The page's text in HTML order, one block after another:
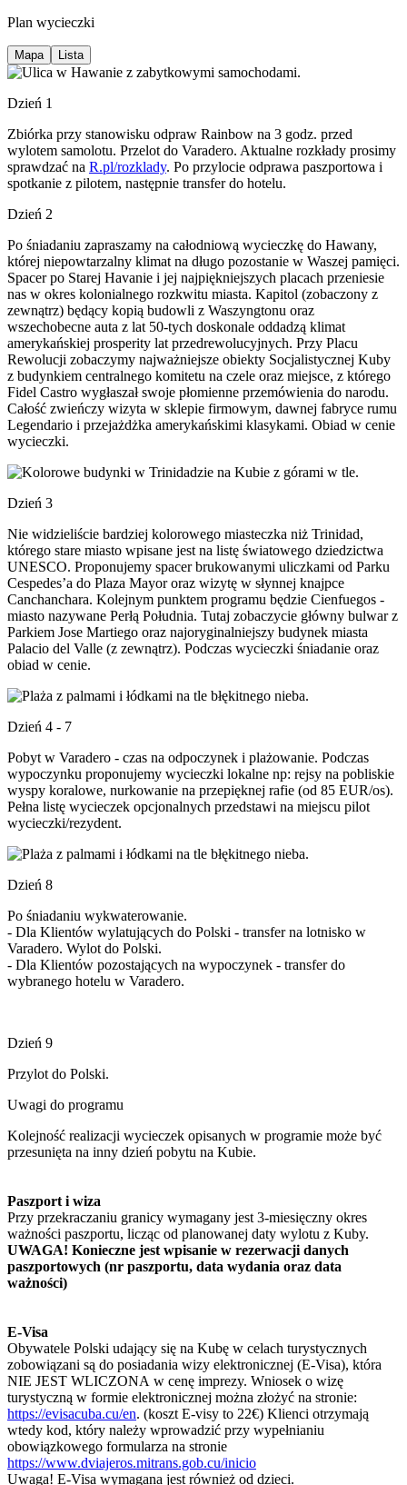
Plan wycieczki
Mapa Lista
Dzień 1
Zbiórka przy stanowisku odpraw Rainbow na 3 godz. przed
wylotem samolotu. Przelot do Varadero. Aktualne rozkłady prosimy
sprawdzać na R.pl/rozklady. Po przylocie odprawa paszportowa i
spotkanie z pilotem, następnie transfer do hotelu.
Dzień 2
Po śniadaniu zapraszamy na całodniową wycieczkę do Hawany,
której niepowtarzalny klimat na długo pozostanie w Waszej pamięci.
Spacer po Starej Havanie i jej najpiękniejszych placach przeniesie
nas w okres kolonialnego rozkwitu miasta. Kapitol (zobaczony z
zewnątrz) będący kopią budowli z Waszyngtonu oraz
wszechobecne auta z lat 50-tych doskonale oddadzą klimat
amerykańskiej prosperity lat przedrewolucyjnych. Przy Placu
Rewolucji zobaczymy najważniejsze obiekty Socjalistycznej Kuby
z budynkiem centralnego komitetu na czele oraz miejsce, z którego
Fidel Castro wygłaszał swoje płomienne przemówienia do narodu.
Całość zwieńczy wizyta w sklepie firmowym, dawnej fabryce rumu
Legendario i przejażdżka amerykańskimi klasykami. Obiad w cenie
wycieczki.
Dzień 3
Nie widzieliście bardziej kolorowego miasteczka niż Trinidad,
którego stare miasto wpisane jest na listę światowego dziedzictwa
UNESCO. Proponujemy spacer brukowanymi uliczkami od Parku
Cespedes’a do Plaza Mayor oraz wizytę w słynnej knajpce
Canchanchara. Kolejnym punktem programu będzie Cienfuegos -
miasto nazywane Perłą Południa. Tutaj zobaczycie główny bulwar z
Parkiem Jose Martiego oraz najoryginalniejszy budynek miasta
Palacio del Valle (z zewnątrz). Podczas wycieczki śniadanie oraz
obiad w cenie.
Dzień 4 - 7
Pobyt w Varadero - czas na odpoczynek i plażowanie. Podczas
wypoczynku proponujemy wycieczki lokalne np: rejsy na pobliskie
wyspy koralowe, nurkowanie na przepięknej rafie (od 85 EUR/os).
Pełna listę wycieczek opcjonalnych przedstawi na miejscu pilot
wycieczki/rezydent.
Dzień 8
Po śniadaniu wykwaterowanie.
- Dla Klientów wylatujących do Polski - transfer na lotnisko w
Varadero. Wylot do Polski.
- Dla Klientów pozostających na wypoczynek - transfer do
wybranego hotelu w Varadero.
Dzień 9
Przylot do Polski.
Uwagi do programu
Kolejność realizacji wycieczek opisanych w programie może być
przesunięta na inny dzień pobytu na Kubie.
Paszport i wiza
Przy przekraczaniu granicy wymagany jest 3-miesięczny okres
ważności paszportu, licząc od planowanej daty wylotu z Kuby.
UWAGA! Konieczne jest wpisanie w rezerwacji danych
paszportowych (nr paszportu, data wydania oraz data
ważności)
E-Visa
Obywatele Polski udający się na Kubę w celach turystycznych
zobowiązani są do posiadania wizy elektronicznej (E-Visa), która
NIE JEST WLICZONA w cenę imprezy. Wniosek o wizę
turystyczną w formie elektronicznej można złożyć na stronie:
https://evisacuba.cu/en. (koszt E-visy to 22€) Klienci otrzymają
wtedy kod, który należy wprowadzić przy wypełnianiu
obowiązkowego formularza na stronie
https://www.dviajeros.mitrans.gob.cu/inicio
Uwaga! E-Visa wymagana jest również od dzieci.